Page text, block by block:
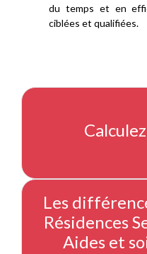
du temps et en
ciblées et qualifiées.
Les
Résidences
Aides et